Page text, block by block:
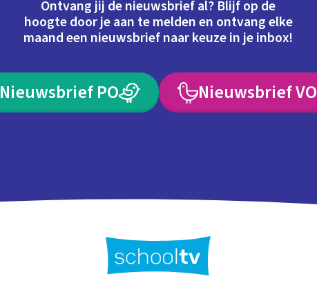
Ontvang jij de nieuwsbrief al? Blijf op de
hoogte door je aan te melden en ontvang elke
maand een nieuwsbrief naar keuze in je inbox!
Nieuwsbrief PO Nieuwsbrief VO